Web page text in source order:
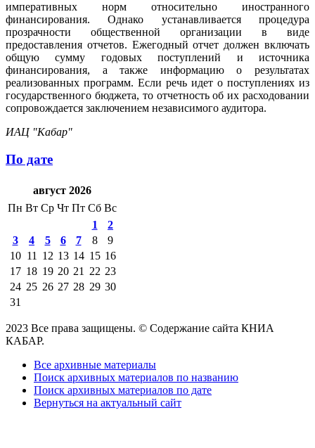
императивных норм относительно иностранного
финансирования. Однако устанавливается процедура
прозрачности общественной организации в виде
предоставления отчетов. Ежегодный отчет должен включать
общую сумму годовых поступлений и источника
финансирования, а также информацию о результатах
реализованных программ. Если речь идет о поступлениях из
государственного бюджета, то отчетность об их расходовании
сопровождается заключением независимого аудитора.
ИАЦ "Кабар"
По дате
август 2026
Пн Вт Ср Чт Пт Сб Вс
1
2
3
4 5 6 7 8
9
10 11 12 13 14 15 16
17 18 19 20 21 22 23
24 25 26 27 28 29 30
31
2023 Все права защищены. © Содержание сайта КНИА
КАБАР.
Все архивные материалы
Поиск архивных материалов по названию
Поиск архивных материалов по дате
Вернуться на актуальный сайт